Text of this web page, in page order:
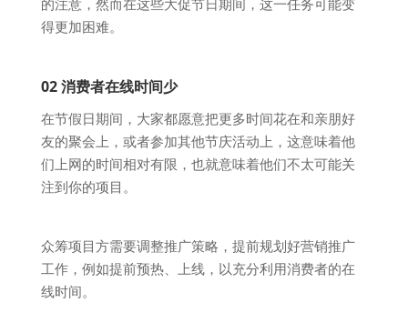
的注意，然而在这些大促节日期间，这一任务可能变
得更加困难。
02 消费者在线时间少
在节假日期间，大家都愿意把更多时间花在和亲朋好
友的聚会上，或者参加其他节庆活动上，这意味着他
们上网的时间相对有限，也就意味着他们不太可能关
注到你的项目。
众筹项目方需要调整推广策略，提前规划好营销推广
工作，例如提前预热、上线，以充分利用消费者的在
线时间。